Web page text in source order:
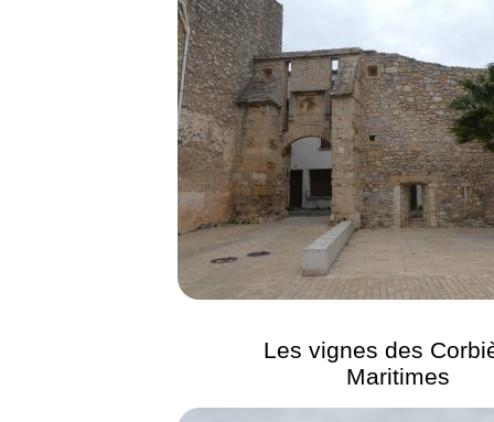
Les vignes des
Maritimes